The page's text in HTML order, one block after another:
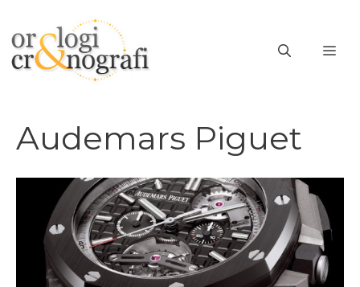
contenuto
Audemars Piguet